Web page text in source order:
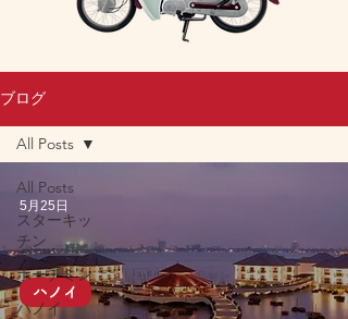
ブログ
All Posts
スターキッ
チン
ホーチミン
ハノイ
All Posts
ハノイ
5月25日